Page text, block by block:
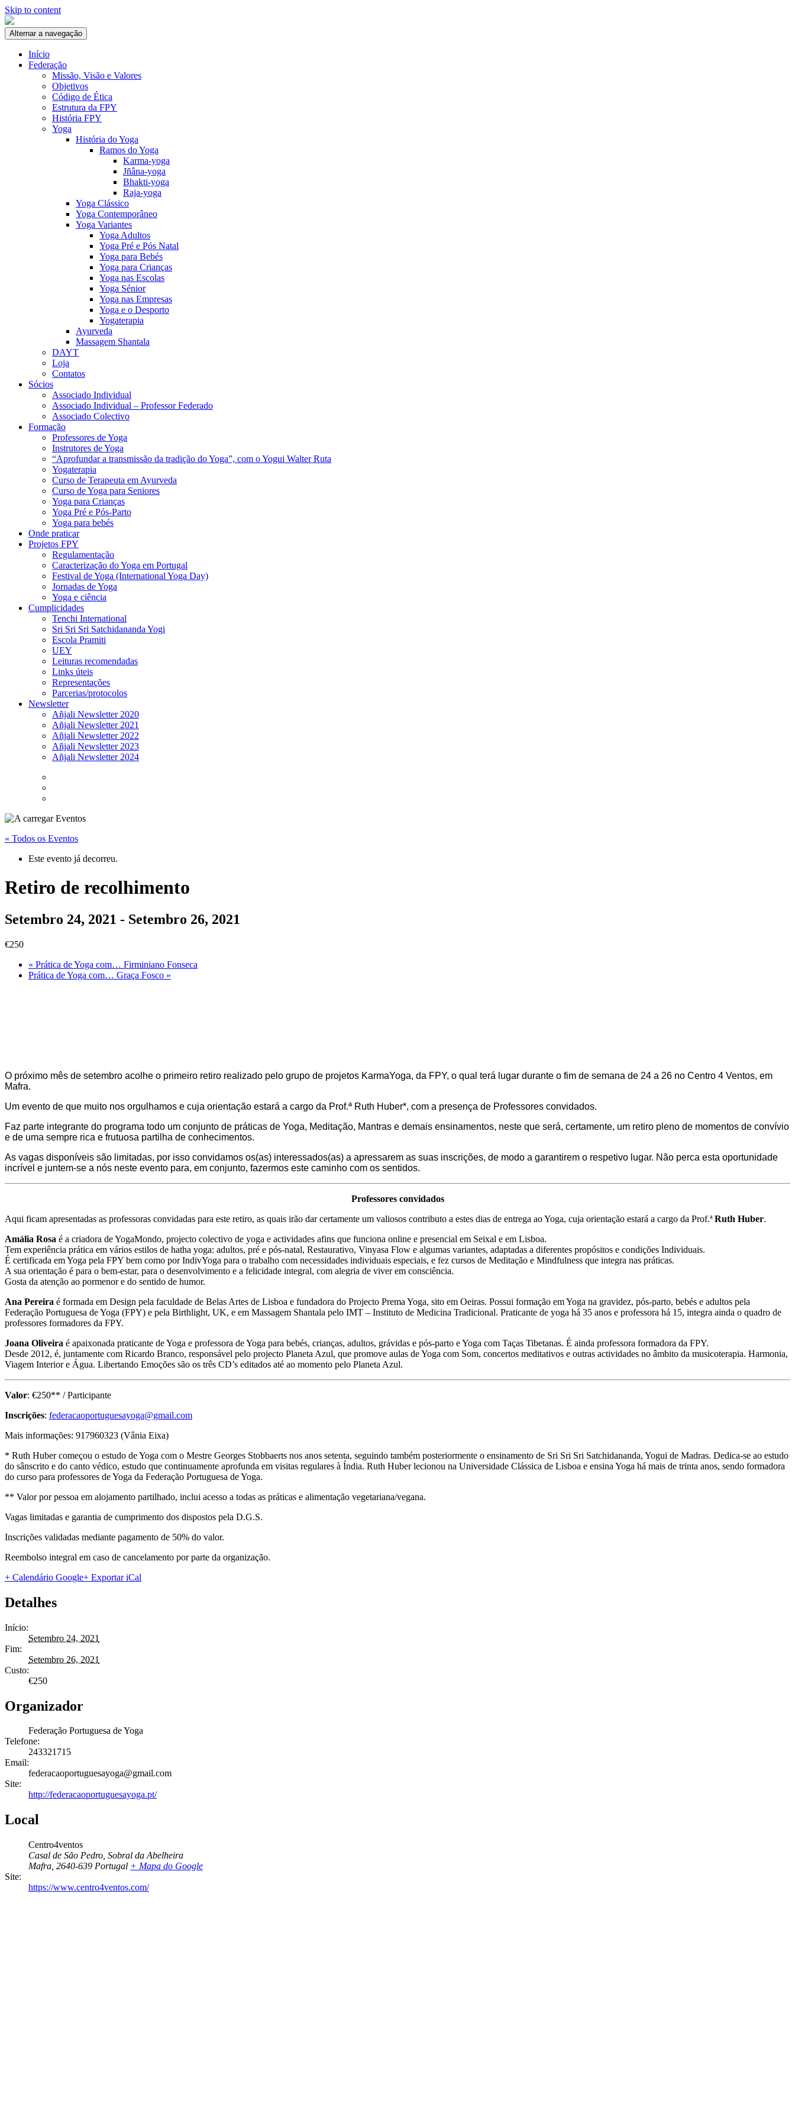
Skip to content
Alternar a navegação
Início
Federação
Missão, Visão e Valores
Objetivos
Código de Ética
Estrutura da FPY
História FPY
Yoga
História do Yoga
Ramos do Yoga
Karma-yoga
Jñâna-yoga
Bhakti-yoga
Raja-yoga
Yoga Clássico
Yoga Contemporâneo
Yoga Variantes
Yoga Adultos
Yoga Pré e Pós Natal
Yoga para Bebés
Yoga para Crianças
Yoga nas Escolas
Yoga Sénior
Yoga nas Empresas
Yoga e o Desporto
Yogaterapia
Ayurveda
Massagem Shantala
DAYT
Loja
Contatos
Sócios
Associado Individual
Associado Individual – Professor Federado
Associado Colectivo
Formação
Professores de Yoga
Instrutores de Yoga
“Aprofundar a transmissão da tradição do Yoga”, com o Yogui Walter Ruta
Yogaterapia
Curso de Terapeuta em Ayurveda
Curso de Yoga para Seniores
Yoga para Crianças
Yoga Pré e Pós-Parto
Yoga para bebés
Onde praticar
Projetos FPY
Regulamentação
Caracterização do Yoga em Portugal
Festival de Yoga (International Yoga Day)
Jornadas de Yoga
Yoga e ciência
Cumplicidades
Tenchi International
Sri Sri Sri Satchidananda Yogi
Escola Pramiti
UEY
Leituras recomendadas
Links úteis
Representações
Parcerias/protocolos
Newsletter
Añjali Newsletter 2020
Añjali Newsletter 2021
Añjali Newsletter 2022
Añjali Newsletter 2023
Añjali Newsletter 2024
« Todos os Eventos
Este evento já decorreu.
Retiro de recolhimento
Setembro 24, 2021 - Setembro 26, 2021
€250
« Prática de Yoga com… Firminiano Fonseca
Prática de Yoga com… Graça Fosco »
O próximo mês de setembro acolhe o primeiro retiro realizado pelo grupo de projetos KarmaYoga, da FPY, o qual terá lugar durante o fim de semana de 24 a 26 no Centro 4 Ventos, em
Mafra.
Um evento de que muito nos orgulhamos e cuja orientação estará a cargo da Prof.ª Ruth Huber*, com a presença de Professores convidados.
Faz parte integrante do programa todo um conjunto de práticas de Yoga, Meditação, Mantras e demais ensinamentos, neste que será, certamente, um retiro pleno de momentos de convívio
e de uma sempre rica e frutuosa partilha de conhecimentos.
As vagas disponíveis são limitadas, por isso convidamos os(as) interessados(as) a apressarem as suas inscrições, de modo a garantirem o respetivo lugar. Não perca esta oportunidade
incrível e juntem-se a nós neste evento para, em conjunto, fazermos este caminho com os sentidos.
Professores convidados
Aqui ficam apresentadas as professoras convidadas para este retiro, as quais irão dar certamente um valiosos contributo a estes dias de entrega ao Yoga, cuja orientação estará a cargo da Prof.ªRuth Huber.
Amália Rosa é a criadora de YogaMondo, projecto colectivo de yoga e actividades afins que funciona online e presencial em Seixal e em Lisboa.
Tem experiência prática em vários estilos de hatha yoga: adultos, pré e pós-natal, Restaurativo, Vinyasa Flow e algumas variantes, adaptadas a diferentes propósitos e condições Individuais.
É certificada em Yoga pela FPY bem como por IndivYoga para o trabalho com necessidades individuais especiais, e fez cursos de Meditação e Mindfulness que integra nas práticas.
A sua orientação é para o bem-estar, para o desenvolvimento e a felicidade integral, com alegria de viver em consciência.
Gosta da atenção ao pormenor e do sentido de humor.
Ana Pereira é formada em Design pela faculdade de Belas Artes de Lisboa e fundadora do Projecto Prema Yoga, sito em Oeiras. Possui formação em Yoga na gravidez, pós-parto, bebés e adultos pela
Federação Portuguesa de Yoga (FPY) e pela Birthlight, UK, e em Massagem Shantala pelo IMT – Instituto de Medicina Tradicional. Praticante de yoga há 35 anos e professora há 15, integra ainda o quadro de
professores formadores da FPY.
Joana Oliveira é apaixonada praticante de Yoga e professora de Yoga para bebés, crianças, adultos, grávidas e pós-parto e Yoga com Taças Tibetanas. É ainda professora formadora da FPY.
Desde 2012, é, juntamente com Ricardo Branco, responsável pelo projecto Planeta Azul, que promove aulas de Yoga com Som, concertos meditativos e outras actividades no âmbito da musicoterapia. Harmonia,
Viagem Interior e Água. Libertando Emoções são os três CD’s editados até ao momento pelo Planeta Azul.
Valor: €250** / Participante
Inscrições: federacaoportuguesayoga@gmail.com
Mais informações: 917960323 (Vânia Eixa)
* Ruth Huber começou o estudo de Yoga com o Mestre Georges Stobbaerts nos anos setenta, seguindo também posteriormente o ensinamento de Sri Sri Sri Satchidananda, Yogui de Madras. Dedica-se ao estudo
do sânscrito e do canto védico, estudo que continuamente aprofunda em visitas regulares à Índia. Ruth Huber lecionou na Universidade Clássica de Lisboa e ensina Yoga há mais de trinta anos, sendo formadora
do curso para professores de Yoga da Federação Portuguesa de Yoga.
** Valor por pessoa em alojamento partilhado, inclui acesso a todas as práticas e alimentação vegetariana/vegana.
Vagas limitadas e garantia de cumprimento dos dispostos pela D.G.S.
Inscrições validadas mediante pagamento de 50% do valor.
Reembolso integral em caso de cancelamento por parte da organização.
+ Calendário Google+ Exportar iCal
Detalhes
Início:
Setembro 24, 2021
Fim:
Setembro 26, 2021
Custo:
€250
Organizador
Federação Portuguesa de Yoga
Telefone:
243321715
Email:
federacaoportuguesayoga@gmail.com
Site:
http://federacaoportuguesayoga.pt/
Local
Centro4ventos
Casal de São Pedro, Sobral da Abelheira
Mafra 2640-639 Portugal + Mapa do Google
Site:
https://www.centro4ventos.com/